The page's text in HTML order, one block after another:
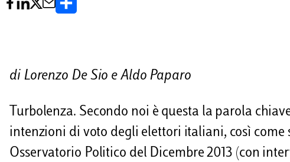
v
i
d
di Lorenzo De Sio e Aldo Paparo
Turbolenza. Secondo noi è questa la parola
intenzioni di voto degli elettori italiani, così come
Osservatorio Politico del Dicembre 2013 (con